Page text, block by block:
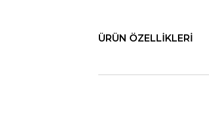
ÜRÜN ÖZELLIKLERI